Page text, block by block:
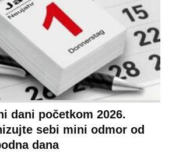
dani početkom 2026.
sebi mini odmor od
dana